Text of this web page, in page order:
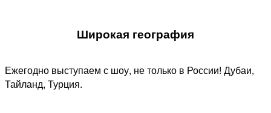
Широкая география
Ежегодно выступаем с шоу, не только в России! Дубаи,
Тайланд, Турция.